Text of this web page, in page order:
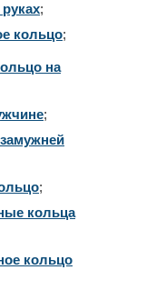
;
кольцо;
на
;
;
кольца
кольцо